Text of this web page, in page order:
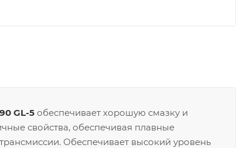
GL-5 обеспечивает хорошую смазку и
свойства, обеспечивая плавные
Обеспечивает высокий уровень